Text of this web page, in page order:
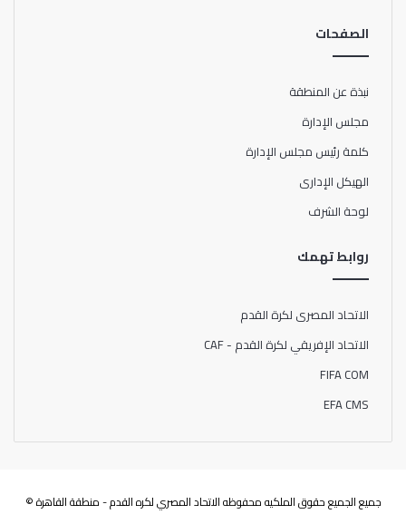
الصفحات
نبذة عن المنطقة
مجلس الإدارة
كلمة رئيس مجلس الإدارة
الهيكل الإدارى
لوحة الشرف
روابط تهمك
الاتحاد المصرى لكرة القدم
الاتحاد الإفريقي لكرة القدم - CAF
FIFA COM
EFA CMS
جميع الجميع حقوق الملكيه محفوظه الاتحاد المصري لكره القدم - منطقة القاهرة ©